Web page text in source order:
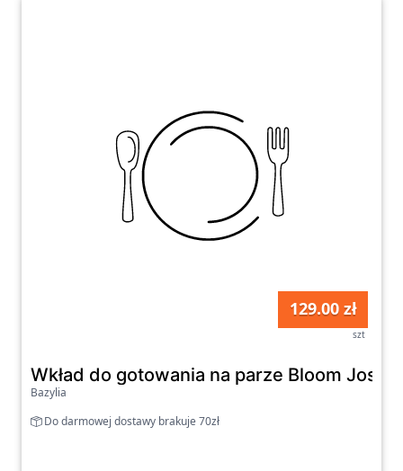
129.00 zł
szt
Wkład do gotowania na parze Bloom
Bazylia
Do darmowej dostawy brakuje 70zł